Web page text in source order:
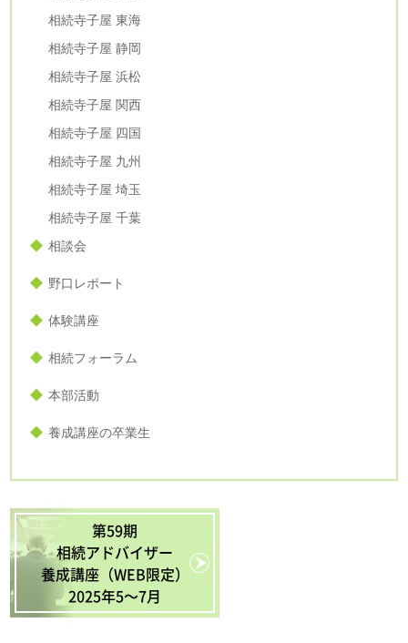
相続寺子屋 東海
相続寺子屋 静岡
相続寺子屋 浜松
相続寺子屋 関西
相続寺子屋 四国
相続寺子屋 九州
相続寺子屋 埼玉
相続寺子屋 千葉
相談会
野口レポート
体験講座
相続フォーラム
本部活動
養成講座の卒業生
第59期
相続アドバイザー
養成講座（WEB限定）
2025年5〜7月